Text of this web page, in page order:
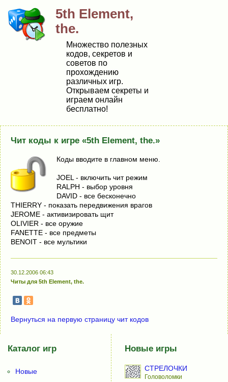
5th Element,
the.
Множество полезных
кодов, секретов и
советов по
прохождению
различных игр.
Открываем секреты и
играем онлайн
бесплатно!
Чит коды к игре «5th Element, the.»
Коды вводите в главном меню.
JOEL - включить чит режим
RALPH - выбор уровня
DAVID - все бесконечно
THIERRY - показать передвижения врагов
JEROME - активизировать щит
OLIVIER - все оружие
FANETTE - все предметы
BENOIT - все мультики
30.12.2006 06:43
Читы для 5th Element, the.
Вернуться на первую страницу чит кодов
Каталог игр
Новые
Новые игры
СТРЕЛОЧКИ
Головоломки